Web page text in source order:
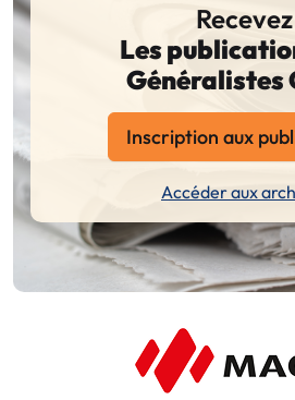
Recevez
Les
Généralistes
Inscription aux
Accéder aux